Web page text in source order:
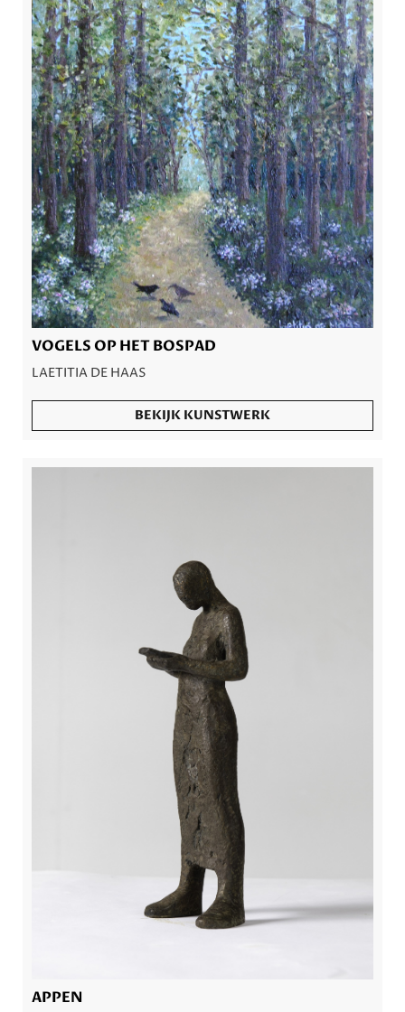
VOGELS OP HET BOSPAD
LAETITIA DE HAAS
BEKIJK KUNSTWERK
APPEN